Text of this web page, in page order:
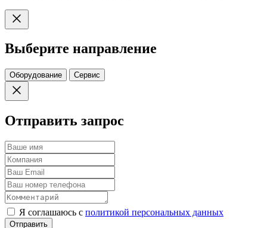
Выберите направление
Оборудование Сервис
Отправить запрос
Я соглашаюсь с политикой персональных данных
Отправить